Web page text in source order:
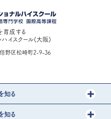
育成する
ハイスクール(大阪)
野区松崎町2-9-36
知る
知る